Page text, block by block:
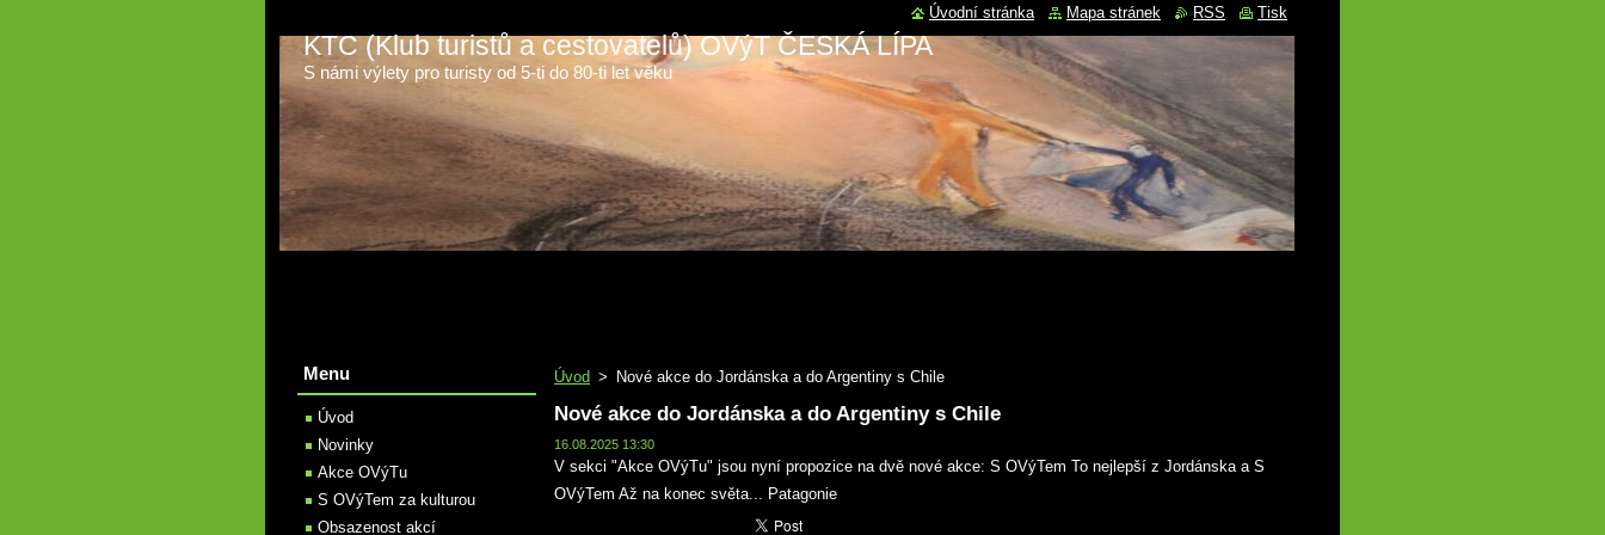
KTC (Klub turistů a cestovatelů) OVýT ČESKÁ LÍPA
S námi výlety pro turisty od 5-ti do 80-ti let věku
Úvod > Nové akce do Jordánska a do Argentiny s Chile
Nové akce do Jordánska a do Argentiny s Chile
16.08.2025 13:30
V sekci "Akce OVýTu" jsou nyní propozice na dvě nové akce: S OVýTem To nejlepší z Jordánska a S
OVýTem Až na konec světa... Patagonie
Menu
Úvod
Novinky
Akce OVýTu
S OVýTem za kulturou
Obsazenost akcí
Úvodní stránka Mapa stránek RSS Tisk